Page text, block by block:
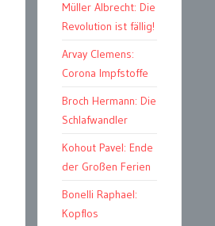
Müller Albrecht: Die
Revolution ist fällig!
Arvay Clemens:
Corona Impfstoffe
Broch Hermann: Die
Schlafwandler
Kohout Pavel: Ende
der Großen Ferien
Bonelli Raphael:
Kopflos